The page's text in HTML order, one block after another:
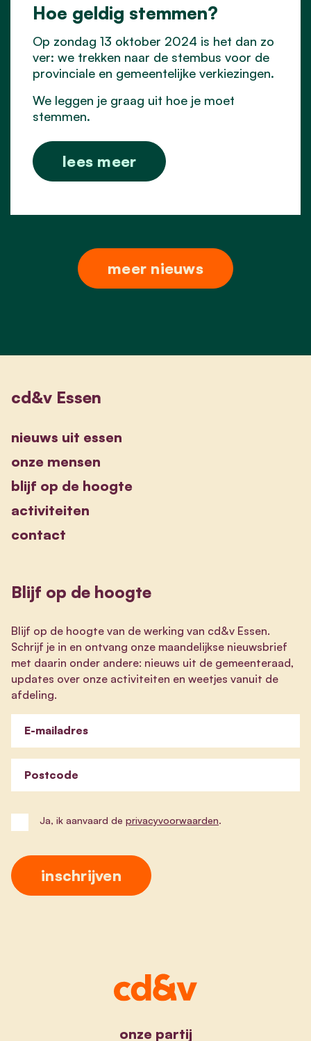
Hoe geldig stemmen?
Op zondag 13 oktober 2024 is het dan zo
ver: we trekken naar de stembus voor de
provinciale en gemeentelijke verkiezingen.
We leggen je graag uit hoe je moet
stemmen.
lees meer
meer nieuws
cd&v Essen
nieuws uit essen
onze mensen
blijf op de hoogte
activiteiten
contact
Blijf op de hoogte
Blijf op de hoogte van de werking van cd&v Essen.
Schrijf je in en ontvang onze maandelijkse nieuwsbrief
met daarin onder andere: nieuws uit de gemeenteraad,
updates over onze activiteiten en weetjes vanuit de
afdeling.
E-mailadres
Postcode
Ja, ik aanvaard de privacyvoorwaarden.
onze partij